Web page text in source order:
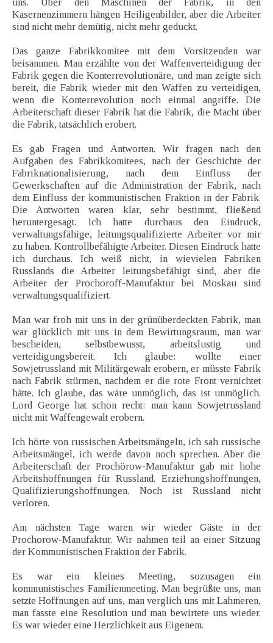
uns. Über den Maschinen der Fabrik, in den
Kasernenzimmern hängen Heiligenbilder, aber die Arbeiter
sind nicht mehr demütig, nicht mehr geduckt.
Das ganze Fabrikkomitee mit dem Vorsitzenden war
beisammen. Man erzählte von der Waffenverteidigung der
Fabrik gegen die Konterrevolutionäre, und man zeigte sich
bereit, die Fabrik wieder mit den Waffen zu verteidigen,
wenn die Konterrevolution noch einmal angriffe. Die
Arbeiterschaft dieser Fabrik hat die Fabrik, die Macht über
die Fabrik, tatsächlich erobert.
Es gab Fragen und Antworten. Wir fragen nach den
Aufgaben des Fabrikkomitees, nach der Geschichte der
Fabriknationalisierung, nach dem Einfluss der
Gewerkschaften auf die Administration der Fabrik, nach
dem Einfluss der kommunistischen Fraktion in der Fabrik.
Die Antworten waren klar, sehr bestimmt, fließend
heruntergesagt. Ich hatte durchaus den Eindruck,
verwaltungsfähige, leitungsqualifizierte Arbeiter vor mir
zu haben. Kontrollbefähigte Arbeiter. Diesen Eindruck hatte
ich durchaus. Ich weiß nicht, in wievielen Fabriken
Russlands die Arbeiter leitungsbefähigt sind, aber die
Arbeiter der Prochoroff-Manufaktur bei Moskau sind
verwaltungsqualifiziert.
Man war froh mit uns in der grünüberdeckten Fabrik, man
war glücklich mit uns in dem Bewirtungsraum, man war
bescheiden, selbstbewusst, arbeitslustig und
verteidigungsbereit. Ich glaube: wollte einer
Sowjetrussland mit Militärgewalt erobern, er müsste Fabrik
nach Fabrik stürmen, nachdem er die rote Front vernichtet
hätte. Ich glaube, das wäre unmöglich, das ist unmöglich.
Lord George hat schon recht: man kann Sowjetrussland
nicht mit Waffengewalt erobern.
Ich hörte von russischen Arbeitsmängeln, ich sah russische
Arbeitsmängel, ich werde davon noch sprechen. Aber die
Arbeiterschaft der Prochörow-Manufaktur gab mir hohe
Arbeitshoffnungen für Russland. Erziehungshoffnungen,
Qualifizierungshoffnungen. Noch ist Russland nicht
verloren.
Am nächsten Tage waren wir wieder Gäste in der
Prochorow-Manufaktur. Wir nahmen teil an einer Sitzung
der Kommunistischen Fraktion der Fabrik.
Es war ein kleines Meeting, sozusagen ein
kommunistisches Familienmeeting. Man begrüßte uns, man
setzte Hoffnungen auf uns, man verglich uns mit Lahmeren,
man fasste eine Resolution und man bewirtete uns wieder.
Es war wieder eine Herzlichkeit aus Eigenem.